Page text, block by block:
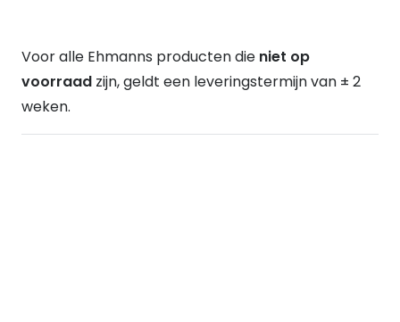
Voor alle Ehmanns producten die niet op
voorraad zijn, geldt een leveringstermijn van ± 2
weken.